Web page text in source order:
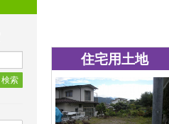
検索
住宅用土地